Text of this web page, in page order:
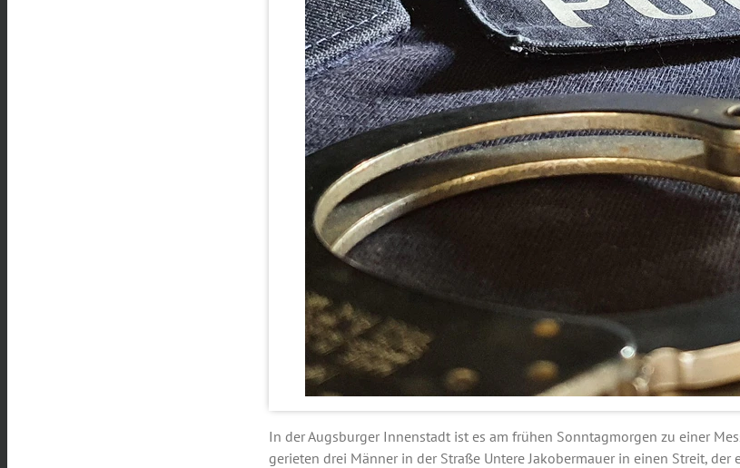
In der Augsburger Innenstadt ist es am frühen Sonntagmorgen zu einer
gerieten drei Männer in der Straße Untere Jakobermauer in einen Streit, der